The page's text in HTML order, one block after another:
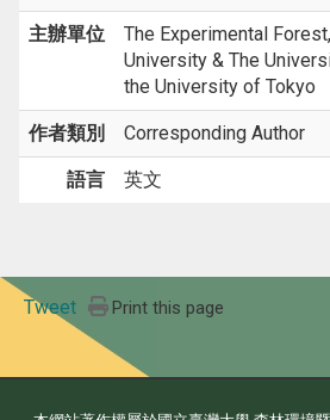
主辦單位
The Experimental
University & The
the University of Tokyo
作者類別 Corresponding Author
語言 英文
Tweet Print this page